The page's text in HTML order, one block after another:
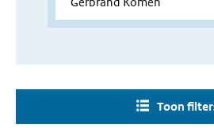
Toon